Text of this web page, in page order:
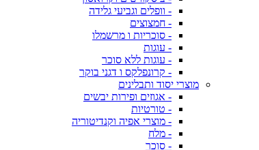
- וופלים וגביעי גלידה
- חמצוצים
- סוכריות ו מרשמלו
- עוגות
- עוגות ללא סוכר
- קרונפלקס ו דגני בוקר
מוצרי יסוד ותבלינים
- אגוזים ופירות יבשים
- טורטיות
- מוצרי אפיה וקנדיטוריה
- מלח
- סוכר